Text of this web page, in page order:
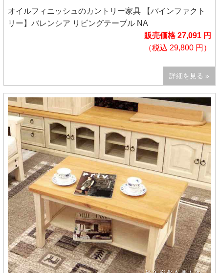
オイルフィニッシュのカントリー家具 【パインファクト
リー】バレンシア リビングテーブル NA
販売価格 27,091 円
（税込 29,800 円）
詳細を見る »